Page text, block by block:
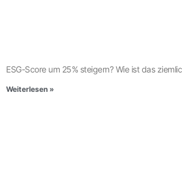
ESG-Score um 25% steigern? Wie ist das
Weiterlesen »